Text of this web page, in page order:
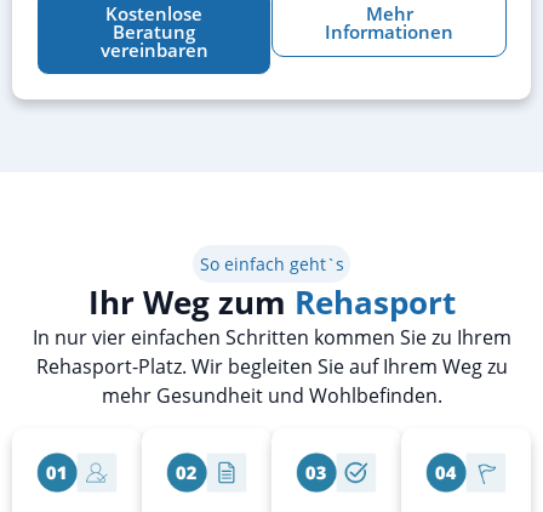
Kostenlose
Beratung
vereinbaren
Mehr
Informationen
So einfach geht`s
Ihr Weg zum Rehasport
In nur vier einfachen Schritten kommen Sie zu Ihrem
Rehasport-Platz. Wir begleiten Sie auf Ihrem Weg zu
mehr Gesundheit und Wohlbefinden.